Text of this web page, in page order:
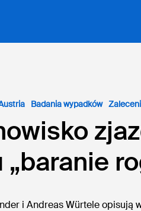
Badania wypadków
„baranie
i Andreas Würtele opisują